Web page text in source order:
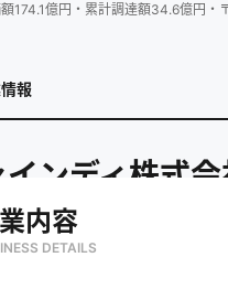
174.1億円 ・ 累計調達額34.6億円 ・
報
インディ株式
内容
DETAILS